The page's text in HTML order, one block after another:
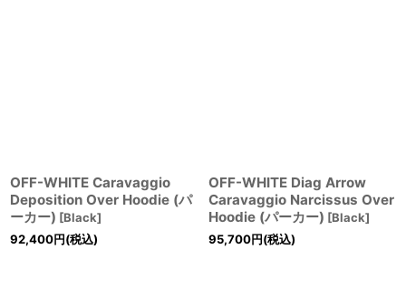
OFF-WHITE Caravaggio
Deposition Over Hoodie (パ
ーカー) [Black]
92,400円(税込)
OFF-WHITE Diag Arrow
Caravaggio Narcissus Over
Hoodie (パーカー) [Black]
95,700円(税込)